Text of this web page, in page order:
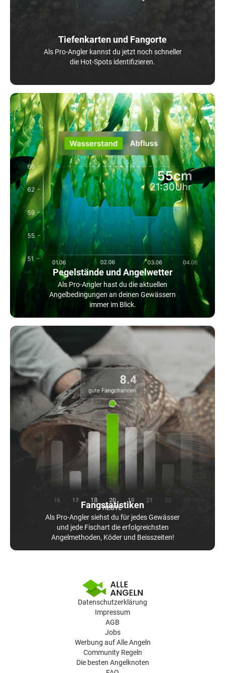
Tiefenkarten und Fangorte
Als Pro-Angler kannst du jetzt noch schneller
die Hot-Spots identifizieren.
Pegelstände und Angelwetter
Als Pro-Angler hast du die aktuellen
Angelbedingungen an deinen Gewässern
immer im Blick.
Fangstatistiken
Als Pro-Angler siehst du für jedes Gewässer
und jede Fischart die erfolgreichsten
Angelmethoden, Köder und Beisszeiten!
Datenschutzerklärung
Impressum
AGB
Jobs
Werbung auf Alle Angeln
Community Regeln
Die besten Angelknoten